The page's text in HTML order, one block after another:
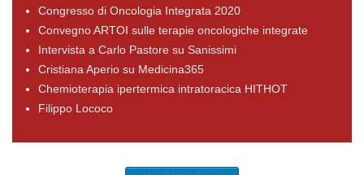
Congresso di Oncologia Integrata 2020
Convegno ARTOI sulle terapie oncologiche integrate
Intervista a Carlo Pastore su Sanissimi
Cristiana Aperio su Medicina365
Chemioterapia ipertermica intratoracica HITHOT
Filippo Lococo